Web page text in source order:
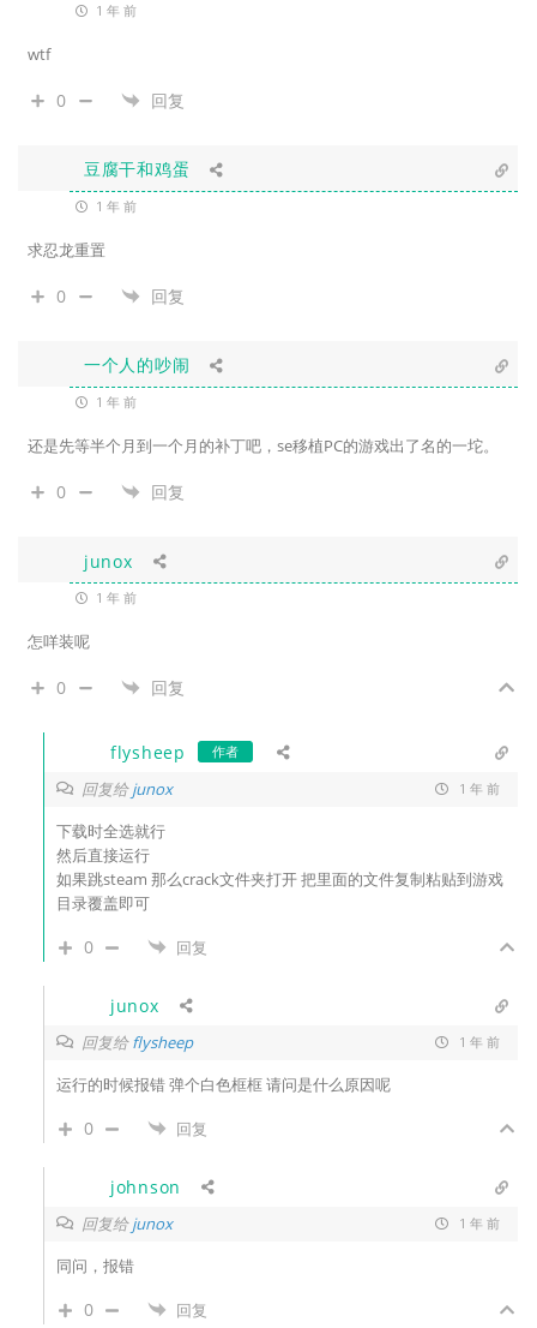
1 年 前
wtf
0 回复
豆腐干和鸡蛋
1 年 前
求忍龙重置
0 回复
一个人的吵闹
1 年 前
还是先等半个月到一个月的补丁吧，se移植PC的游戏出了名的一坨。
0 回复
junox
1 年 前
怎咩装呢
0 回复
flysheep 作者
回复给junox 1 年 前
下载时全选就行
然后直接运行
如果跳steam 那么crack文件夹打开 把里面的文件复制粘贴到游戏
目录覆盖即可
0 回复
junox
回复给flysheep 1 年 前
运行的时候报错 弹个白色框框 请问是什么原因呢
0 回复
johnson
回复给junox 1 年 前
同问，报错
0 回复